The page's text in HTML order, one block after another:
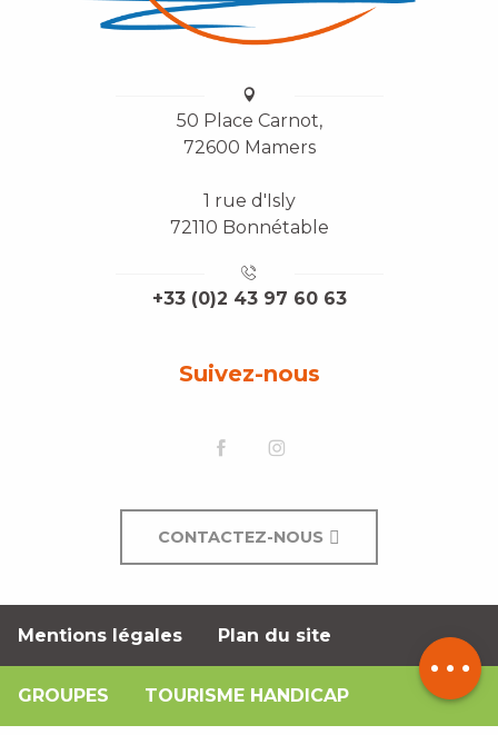
par email
50 Place Carnot,
72600 Mamers
1 rue d'Isly
72110 Bonnétable
+33 (0)2 43 97 60 63
Suivez-nous
CONTACTEZ-NOUS
Mentions légales Plan du site
GROUPES TOURISME HANDICAP